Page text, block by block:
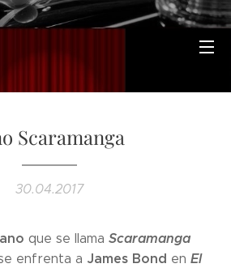
Scaramanga
30.04.2017
que se llama Scaramanga
enfrenta a James Bond en El